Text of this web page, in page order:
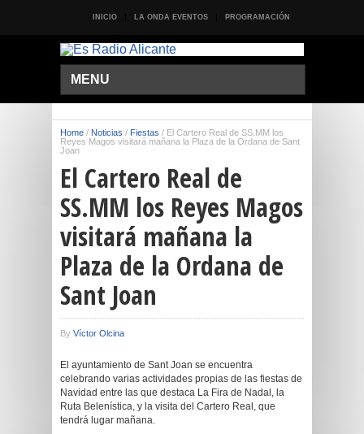
INICIO LA ONDA EVENTOS PROGRAMACIÓN
MENU
Home / Noticias / Fiestas / El Cartero Real de SS.MM los
Reyes Magos visitará mañana la Plaza de la Ordana de Sant
Joan
El Cartero Real de
SS.MM los Reyes Magos
visitará mañana la
Plaza de la Ordana de
Sant Joan
By Víctor Olcina
El ayuntamiento de Sant Joan se encuentra
celebrando varias actividades propias de las fiestas de
Navidad entre las que destaca La Fira de Nadal, la
Ruta Belenística, y la visita del Cartero Real, que
tendrá lugar mañana.